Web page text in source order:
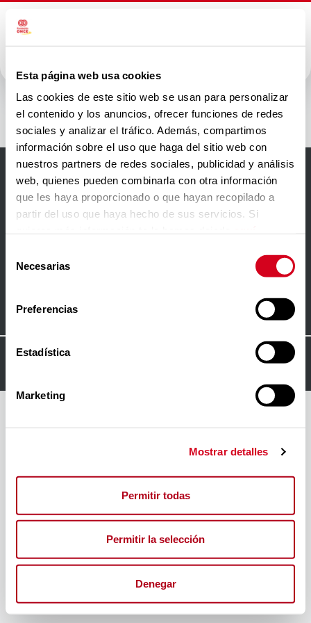
Esta página web usa cookies
Las cookies de este sitio web se usan para personalizar
el contenido y los anuncios, ofrecer funciones de redes
sociales y analizar el tráfico. Además, compartimos
información sobre el uso que haga del sitio web con
nuestros partners de redes sociales, publicidad y análisis
web, quienes pueden combinarla con otra información
que les haya proporcionado o que hayan recopilado a
partir del uso que haya hecho de sus servicios. Si
Necesarias
Preferencias
Estadística
Marketing
Mostrar detalles
Permitir todas
Permitir la selección
Denegar
Garrigues
Aviso Legal
Política de cookies
© 2024FORO INSERTA RESPONSABLE